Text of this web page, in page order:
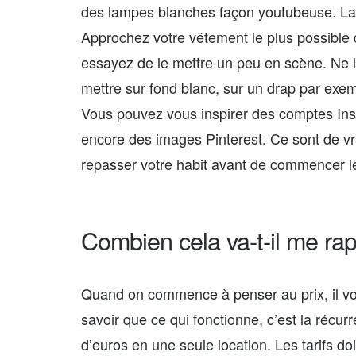
des lampes blanches façon youtubeuse.
Approchez votre vêtement le plus
essayez de le mettre un peu en scène.
mettre sur fond blanc, sur un drap par
Vous pouvez vous inspirer des comptes
encore des images Pinterest. Ce sont de
repasser votre habit avant de commencer
Combien cela va-t-il me
Quand on commence à penser au prix, il
savoir que ce qui fonctionne, c’est la
d’euros en une seule location. Les tarifs